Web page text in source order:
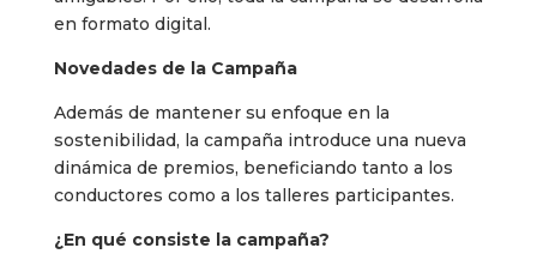
en formato digital.
Novedades de la Campaña
Además de mantener su enfoque en la
sostenibilidad, la campaña introduce una nueva
dinámica de premios, beneficiando tanto a los
conductores como a los talleres participantes.
¿En qué consiste la campaña?